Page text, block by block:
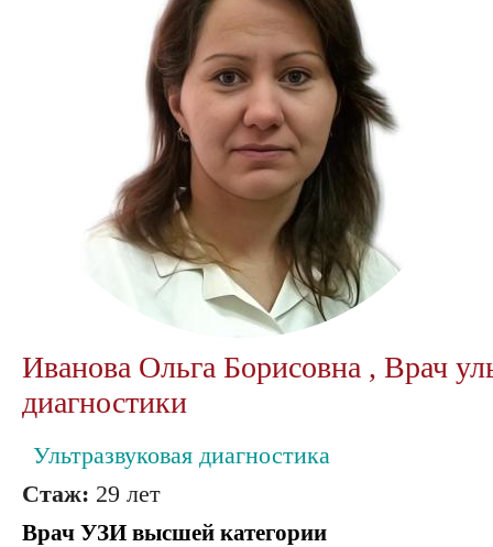
Иванова Ольга Борисовна , Врач
диагностики
Ультразвуковая диагностика
Стаж: 29 лет
Врач УЗИ высшей категории